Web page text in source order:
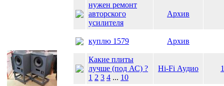
нужен ремонт
авторского
усилителя
Архив
куплю 1579 Архив
Какие плиты
лучше (под АС) ?
1 2 3 4 ... 10
Hi-Fi Аудио